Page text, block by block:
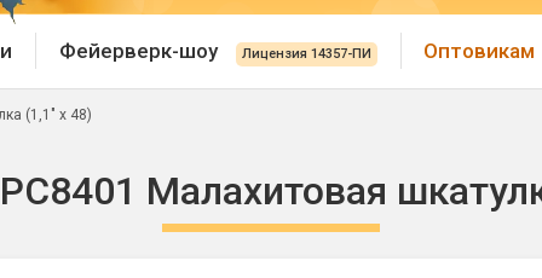
Хлопушки и
Фейерверк-шоу Лицензия 14357-ПИ Оптовикам
(1,1" х 48)
Малахитовая